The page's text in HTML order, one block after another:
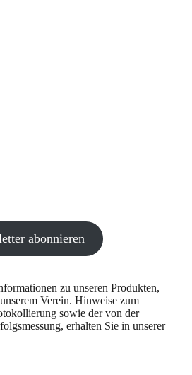
abonnieren
zu unseren Produkten,
Verein. Hinweise zum
sowie der von der
erhalten Sie in unserer